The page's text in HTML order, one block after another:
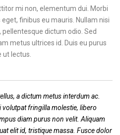
mi non, elementum dui. Morbi
finibus eu mauris. Nullam nisi
dictum odio. Sed
metus ultrices id. Duis eu purus
lectus.
a dictum metus interdum ac.
fringilla molestie, libero
diam purus non velit. Aliquam
elit id, tristique massa. Fusce dolor